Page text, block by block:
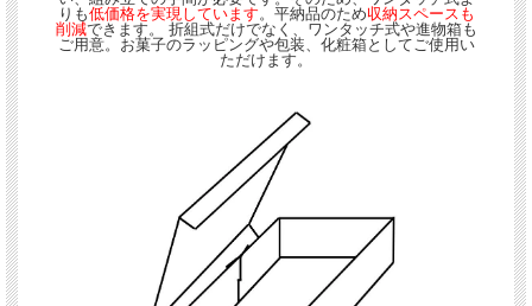
りも低価格を実現しています。平納品のため収納スペースも
削減できます。 折組式だけでなく、ワンタッチ式や進物箱も
ご用意。お菓子のラッピングや包装、化粧箱としてご使用い
ただけます。